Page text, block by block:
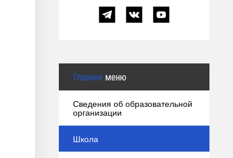
Главное меню
Сведения об образовательной
организации
Школа